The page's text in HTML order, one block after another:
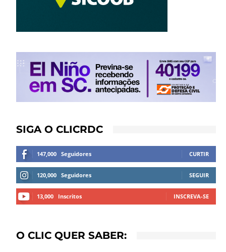
SIGA O CLICRDC
147,000 Seguidores CURTIR
120,000 Seguidores SEGUIR
13,000 Inscritos INSCREVA-SE
O CLIC QUER SABER: